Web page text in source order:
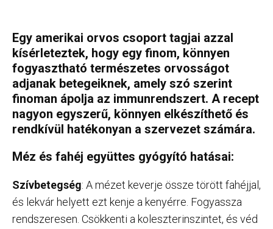
Egy amerikai orvos csoport tagjai azzal
kísérleteztek, hogy egy finom, könnyen
fogyasztható természetes orvosságot
adjanak betegeiknek, amely szó szerint
finoman ápolja az immunrendszert. A recept
nagyon egyszerű, könnyen elkészíthető és
rendkívül hatékonyan a szervezet számára.
Méz és fahéj együttes gyógyító hatásai:
Szívbetegség: A mézet keverje össze törött fahéjjal,
és lekvár helyett ezt kenje a kenyérre. Fogyassza
rendszeresen. Csökkenti a koleszterinszintet, és véd